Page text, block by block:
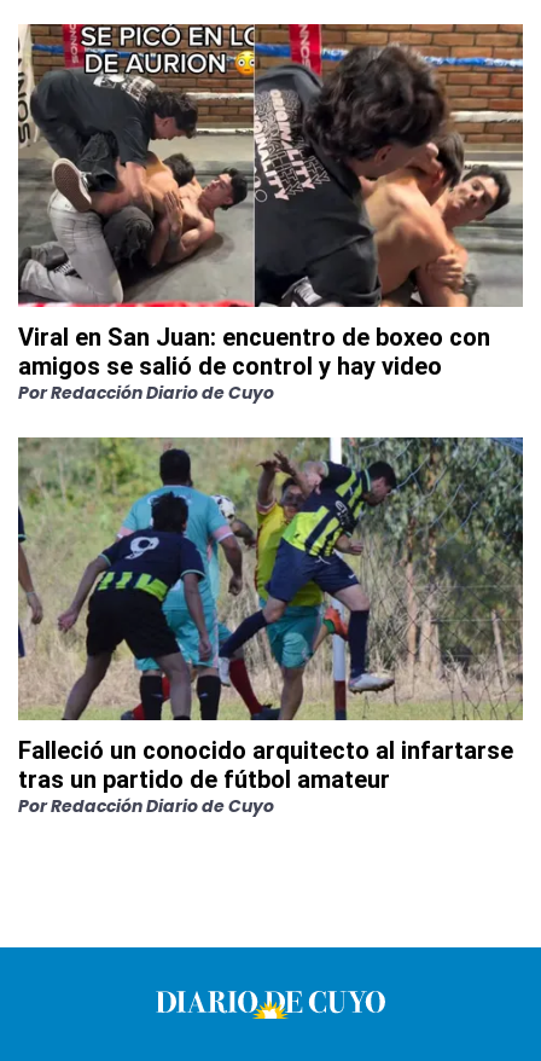
Viral en San Juan: encuentro de boxeo con
amigos se salió de control y hay video
PorRedacción Diario de Cuyo
Falleció un conocido arquitecto al infartarse
tras un partido de fútbol amateur
PorRedacción Diario de Cuyo